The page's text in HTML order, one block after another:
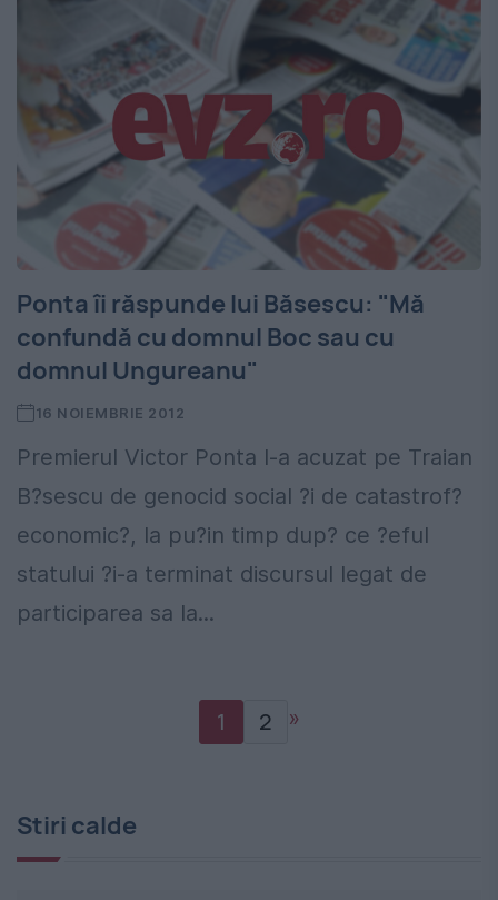
Ponta îi răspunde lui Băsescu: "Mă
confundă cu domnul Boc sau cu
domnul Ungureanu"
16 NOIEMBRIE 2012
Premierul Victor Ponta l-a acuzat pe Traian
B?sescu de genocid social ?i de catastrof?
economic?, la pu?in timp dup? ce ?eful
statului ?i-a terminat discursul legat de
participarea sa la...
1 2 »
Stiri calde